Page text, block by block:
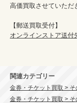
高価買取させていただ
オンラインストア送付
関連カテゴリー
金券・チケット買取 > そ
金券・チケット買取 >